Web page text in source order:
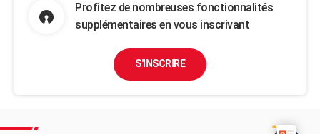
Profitez de nombreuses fonctionnalités
supplémentaires en vous inscrivant
S'INSCRIRE